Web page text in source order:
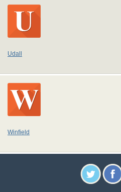
Udall
Winfield